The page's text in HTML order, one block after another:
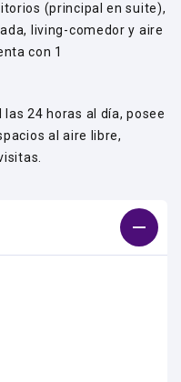
(principal en suite),
living-comedor y aire
con 1
24 horas al día, posee
al aire libre,